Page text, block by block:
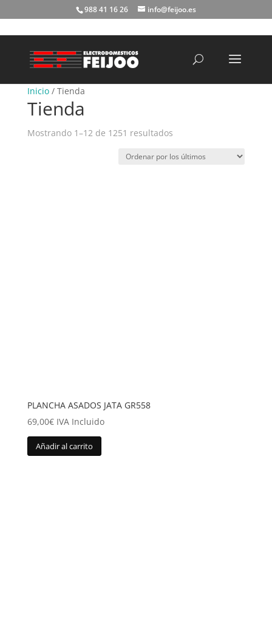
988 41 16 26 info@feijoo.es
Inicio/ Tienda
Tienda
Mostrando 1–12 de 1251 resultadosOrdenado
los
PLANCHA ASADOS JATA GR558
69,00€ IVA Incluido
Añadir al carrito